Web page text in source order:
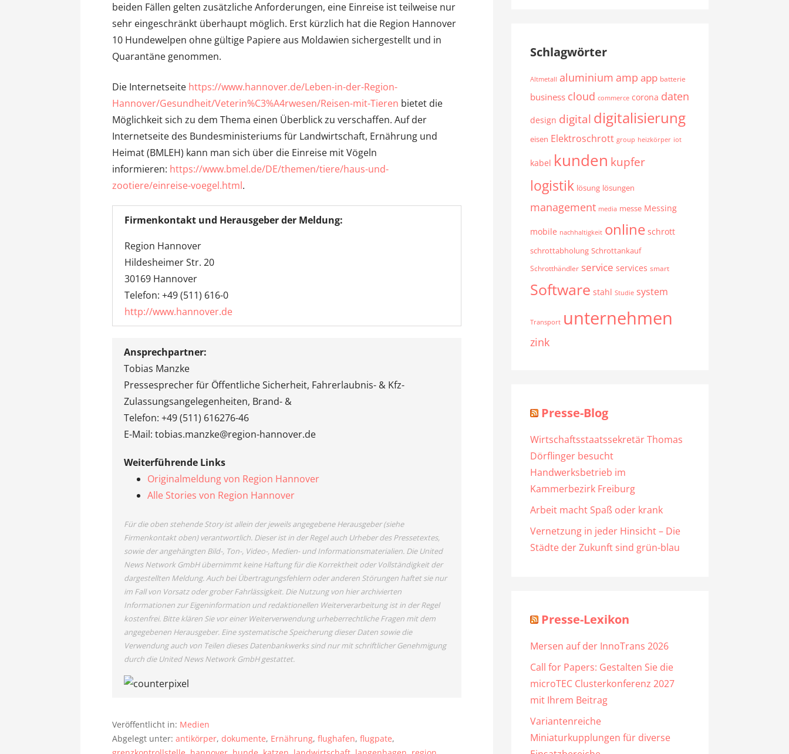
beiden Fällen gelten zusätzliche Anforderungen, eine Einreise ist teilweise nur
sehr eingeschränkt überhaupt möglich. Erst kürzlich hat die Region Hannover
10 Hundewelpen ohne gültige Papiere aus Moldawien sichergestellt und in
Quarantäne genommen.
Die Internetseite https://www.hannover.de/Leben-in-der-Region-
Hannover/Gesundheit/Veterin%C3%A4rwesen/Reisen-mit-Tieren bietet die
Möglichkeit sich zu dem Thema einen Überblick zu verschaffen. Auf der
Internetseite des Bundesministeriums für Landwirtschaft, Ernährung und
Heimat (BMLEH) kann man sich über die Einreise mit Vögeln
informieren: https://www.bmel.de/DE/themen/tiere/haus-und-
zootiere/einreise-voegel.html.
Firmenkontakt und Herausgeber der Meldung:
Region Hannover
Hildesheimer Str. 20
30169 Hannover
Telefon: +49 (511) 616-0
http://www.hannover.de
Ansprechpartner:
Tobias Manzke
Pressesprecher für Öffentliche Sicherheit, Fahrerlaubnis- & Kfz-
Zulassungsangelegenheiten, Brand- &
Telefon: +49 (511) 616276-46
E-Mail: tobias.manzke@region-hannover.de
Weiterführende Links
Originalmeldung von Region Hannover
Alle Stories von Region Hannover
Für die oben stehende Story ist allein der jeweils angegebene Herausgeber (siehe
Firmenkontakt oben) verantwortlich. Dieser ist in der Regel auch Urheber des Pressetextes,
sowie der angehängten Bild-, Ton-, Video-, Medien- und Informationsmaterialien. Die United
News Network GmbH übernimmt keine Haftung für die Korrektheit oder Vollständigkeit der
dargestellten Meldung. Auch bei Übertragungsfehlern oder anderen Störungen haftet sie nur
im Fall von Vorsatz oder grober Fahrlässigkeit. Die Nutzung von hier archivierten
Informationen zur Eigeninformation und redaktionellen Weiterverarbeitung ist in der Regel
kostenfrei. Bitte klären Sie vor einer Weiterverwendung urheberrechtliche Fragen mit dem
angegebenen Herausgeber. Eine systematische Speicherung dieser Daten sowie die
Verwendung auch von Teilen dieses Datenbankwerks sind nur mit schriftlicher Genehmigung
durch die United News Network GmbH gestattet.
Veröffentlicht in: Medien
Abgelegt unter:antikörper,dokumente, Ernährung,flughafen,flugpate,
Schlagwörter
Altmetall aluminium amp app batterie
business cloud commerce corona daten
design digital digitalisierung
eisen Elektroschrott group heizkörper iot
kabel kunden kupfer
logistik lösung lösungen
management media messe Messing
mobile nachhaltigkeit online schrott
schrottabholung Schrottankauf
Schrotthändler service services smart
Software stahl Studie system
Transport unternehmen
zink
Presse-Blog
Wirtschaftsstaatssekretär Thomas
Dörflinger besucht
Handwerksbetrieb im
Kammerbezirk Freiburg
Arbeit macht Spaß oder krank
Vernetzung in jeder Hinsicht – Die
Städte der Zukunft sind grün-blau
Presse-Lexikon
Mersen auf der InnoTrans 2026
Call for Papers: Gestalten Sie die
microTEC Clusterkonferenz 2027
mit Ihrem Beitrag
Variantenreiche
Miniaturkupplungen für diverse